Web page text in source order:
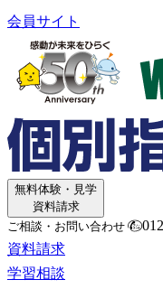
会員サイト
無料体験・見学
資料請求
ご相談・お問い合わせ
資料請求
学習相談